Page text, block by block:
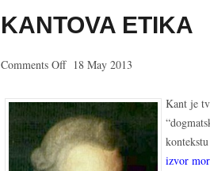
KANTOVA ETIKA
Comments Offon
etika
18 May 2013
Kant je
izvor